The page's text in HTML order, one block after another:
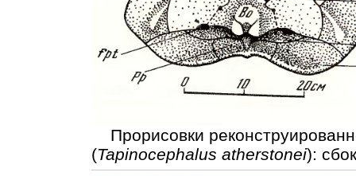
Прорисовки
(Tapinocephalus atherstonei):